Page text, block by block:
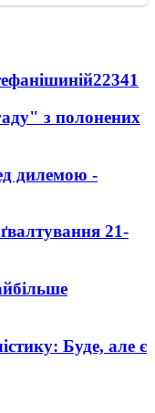
22341
з полонених
дилемою -
21-
Буде, але є